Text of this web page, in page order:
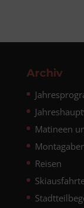
Archiv
Matineen
Reisen